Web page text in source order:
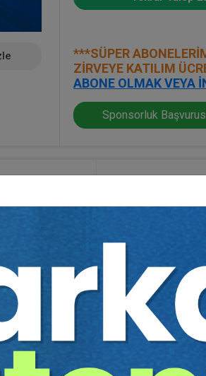
***SÜPER
ZİRVEYE KATILIM
ABONE OLMAK VEYA
Sponsorluk
Bilim Kurulu Düzenleme